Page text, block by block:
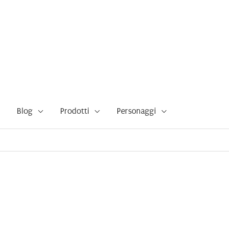
Blog Prodotti Personaggi